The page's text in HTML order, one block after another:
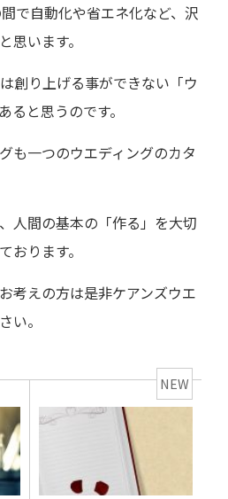
で自動化や省エネ化など、沢
思います。
創り上げる事ができない「ウ
ると思うのです。
も一つのウエディングのカタ
人間の基本の「作る」を大切
おります。
考えの方は是非ケアンズウエ
い。
NEW